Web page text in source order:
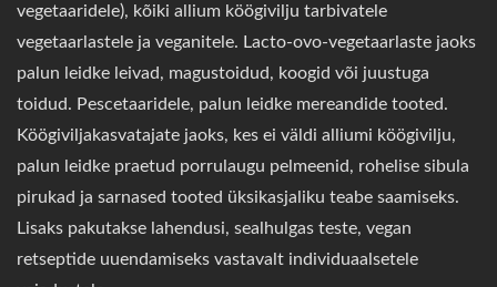
vegetaaridele), kõiki allium köögivilju tarbivatele
vegetaarlastele ja veganitele. Lacto-ovo-vegetaarlaste jaoks
palun leidke leivad, magustoidud, koogid või juustuga
toidud. Pescetaaridele, palun leidke mereandide tooted.
Köögiviljakasvatajate jaoks, kes ei väldi alliumi köögivilju,
palun leidke praetud porrulaugu pelmeenid, rohelise sibula
pirukad ja sarnased tooted üksikasjaliku teabe saamiseks.
Lisaks pakutakse lahendusi, sealhulgas teste, vegan
retseptide uuendamiseks vastavalt individuaalsetele